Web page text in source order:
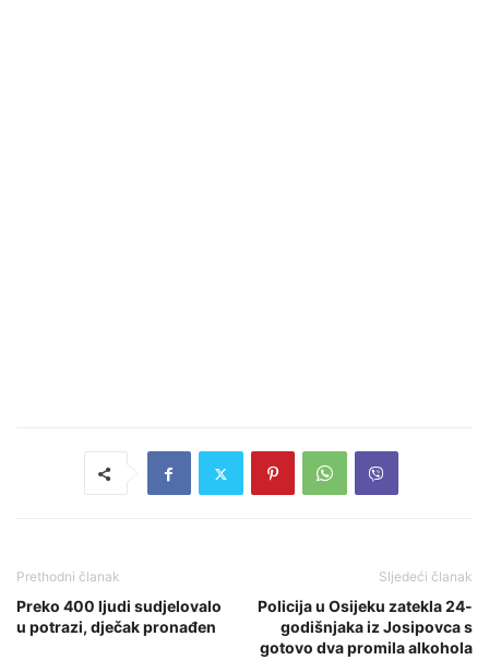
Prethodni članak
Preko 400 ljudi sudjelovalo
u potrazi, dječak pronađen
Sljedeći članak
Policija u Osijeku zatekla 24-
godišnjaka iz Josipovca s
gotovo dva promila alkohola